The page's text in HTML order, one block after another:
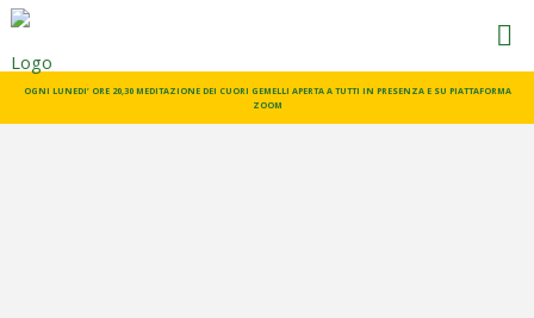
PRANIC
HEALING
OGNI LUNEDI’ ORE 20,30 MEDITAZIONE DEI CUORI GEMELLI APERTA A TUTTI IN PRESENZA E SU PIATTAFORMA
ZOOM